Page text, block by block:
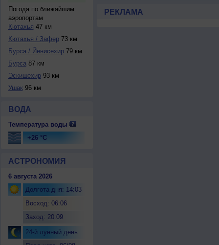
Погода по ближайшим
аэропортам
Кютахья 47 км
Кютахья / Зафер73 км
Бурса / Йенисехир79 км
Бурса87 км
Эскишехир93 км
Ушак96 км
ВОДА
Температура воды
+26 °C
АСТРОНОМИЯ
6 августа 2026
Долгота дня: 14:03
Восход: 06:06
Заход: 20:09
24-й лунный день
РЕКЛАМА